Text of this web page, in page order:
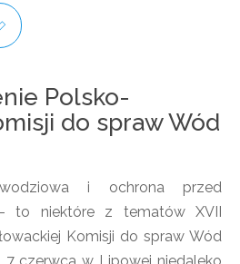
Polsko-
do spraw Wód
i ochrona przed
– to niektóre z tematów XVII
Komisji do spraw Wód